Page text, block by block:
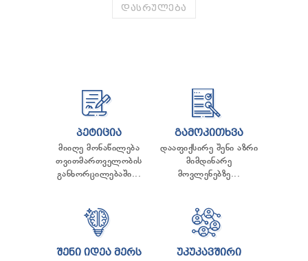
ᲓᲐᲡᲠᲣᲚᲔᲑᲐ
ᲞᲔᲢᲘᲪᲘᲐ
მიიღე მონაწილება
თვითმართველობის
განხორცილებაში...
ᲒᲐᲛᲝᲙᲘᲗᲮᲕᲐ
დააფიქსირე შენი აზრი
მიმდინარე
მოვლენებზე...
ᲨᲔᲜᲘ ᲘᲓᲔᲐ ᲛᲔᲠᲡ
ᲣᲙᲣᲙᲐᲕᲨᲘᲠᲘ